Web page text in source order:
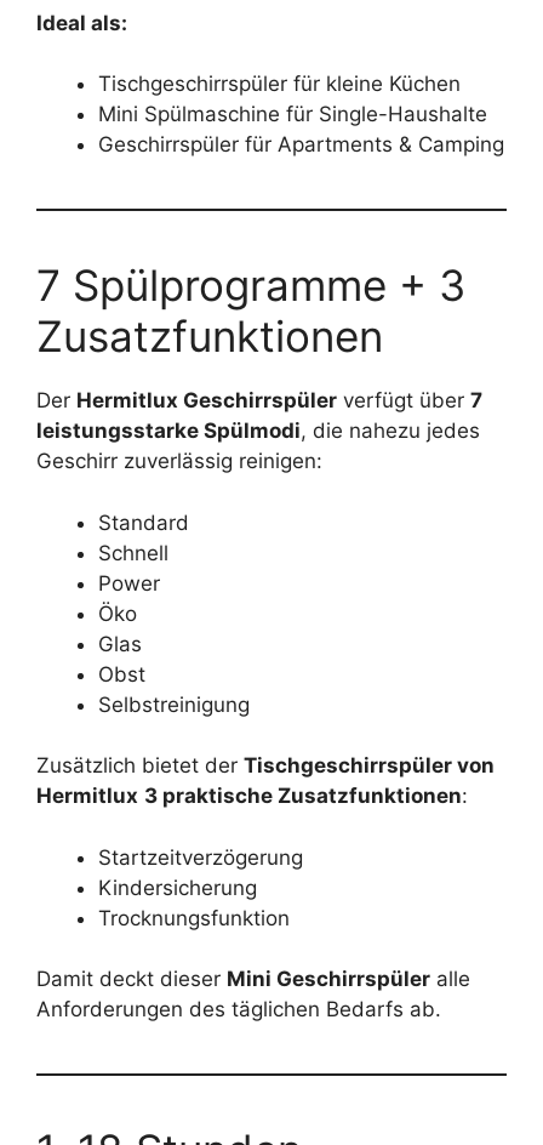
Ideal als:
Tischgeschirrspüler für kleine Küchen
Mini Spülmaschine für Single-Haushalte
Geschirrspüler für Apartments & Camping
7 Spülprogramme + 3
Zusatzfunktionen
Der Hermitlux Geschirrspüler verfügt über 7
leistungsstarke Spülmodi, die nahezu jedes
Geschirr zuverlässig reinigen:
Standard
Schnell
Power
Öko
Glas
Obst
Selbstreinigung
Zusätzlich bietet der Tischgeschirrspüler von
Hermitlux 3 praktische Zusatzfunktionen:
Startzeitverzögerung
Kindersicherung
Trocknungsfunktion
Damit deckt dieser Mini Geschirrspüler alle
Anforderungen des täglichen Bedarfs ab.